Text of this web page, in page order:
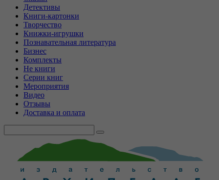
Детективы
Книги-картонки
Творчество
Книжки-игрушки
Познавательная литература
Бизнес
Комплекты
Не книги
Серии книг
Мероприятия
Видео
Отзывы
Доставка и оплата